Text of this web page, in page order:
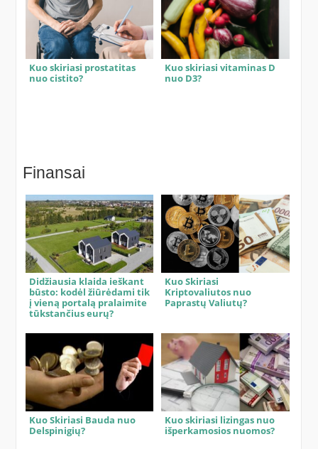
Kuo skiriasi prostatitas
nuo cistito?
Kuo skiriasi vitaminas D
nuo D3?
Finansai
Didžiausia klaida ieškant
būsto: kodėl žiūrėdami tik
į vieną portalą pralaimite
tūkstančius eurų?
Kuo Skiriasi
Kriptovaliutos nuo
Paprastų Valiutų?
Kuo Skiriasi Bauda nuo
Delspinigių?
Kuo skiriasi lizingas nuo
išperkamosios nuomos?